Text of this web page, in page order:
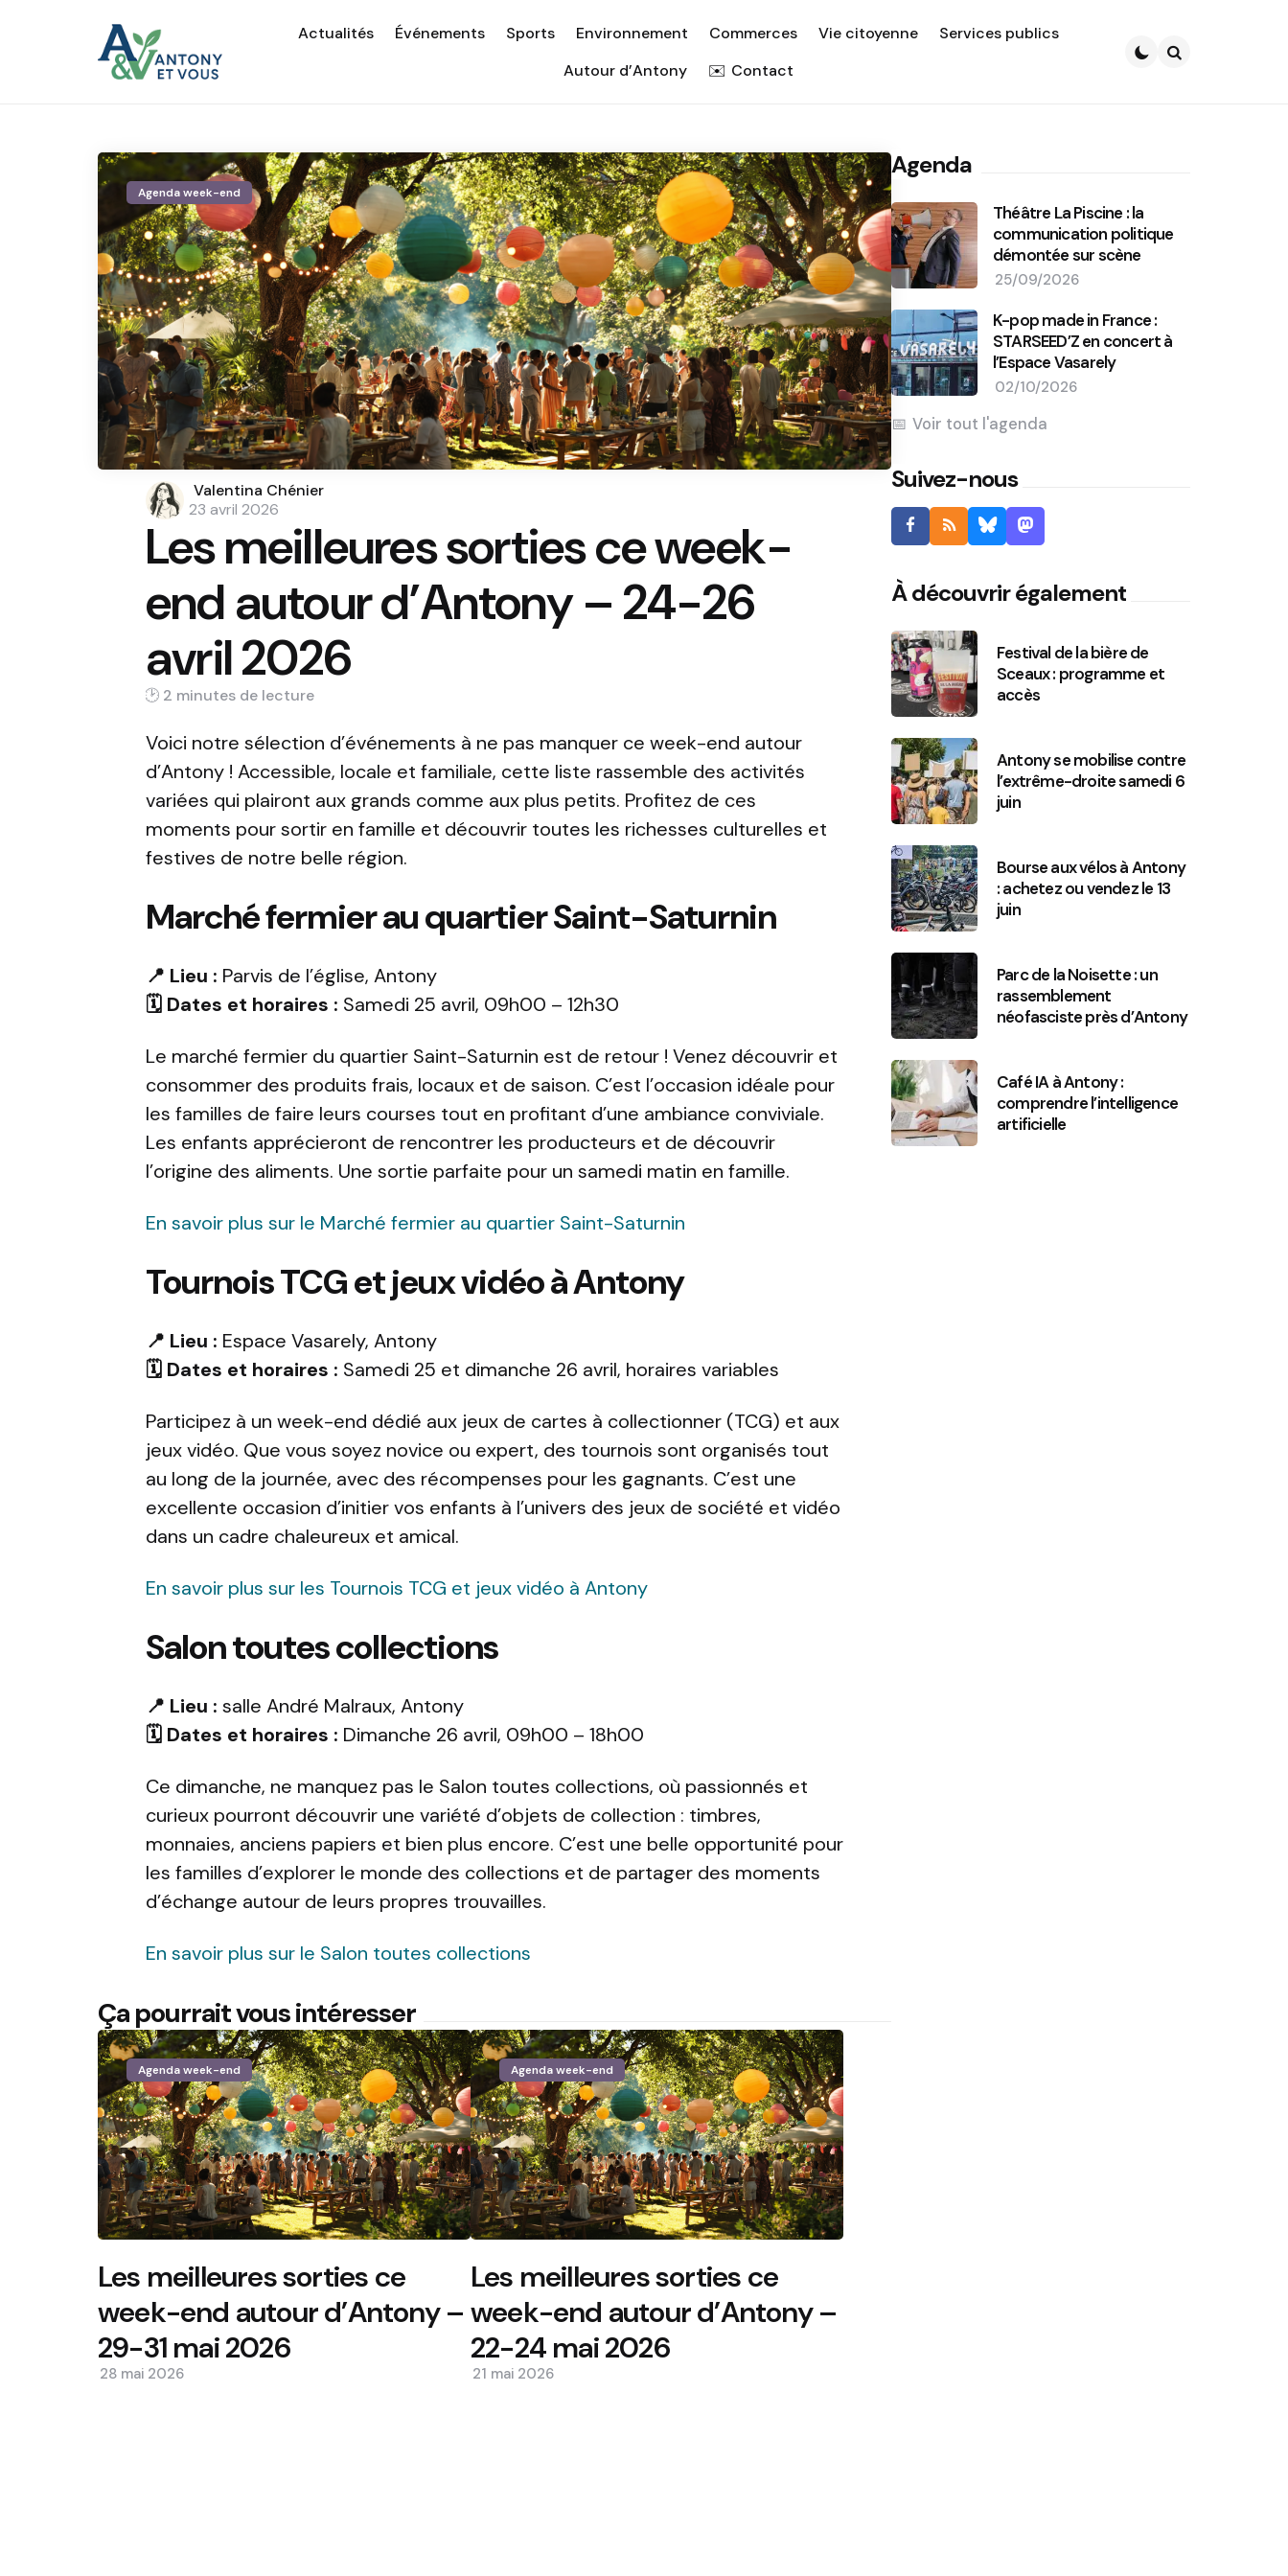
Actualités Événements Sports Environnement Commerces Vie citoyenne
Services publics
Autour d’Antony
Contact
Agenda week-end
Posted
by
Valentina Chénier
23 avril 2026
Les meilleures sorties ce week-
end autour d’Antony – 24-26
avril 2026
2 min
Voici notre sélection d’événements à ne pas manquer ce week-end autour
d’Antony ! Accessible, locale et familiale, cette liste rassemble des activités
variées qui plairont aux grands comme aux plus petits. Profitez de ces
moments pour sortir en famille et découvrir toutes les richesses culturelles et
festives de notre belle région.
Marché fermier au quartier Saint-Saturnin
📍 Lieu : Parvis de l’église, Antony
🗓️ Dates et horaires : Samedi 25 avril, 09h00 – 12h30
Le marché fermier du quartier Saint-Saturnin est de retour ! Venez découvrir et
consommer des produits frais, locaux et de saison. C’est l’occasion idéale pour
les familles de faire leurs courses tout en profitant d’une ambiance conviviale.
Les enfants apprécieront de rencontrer les producteurs et de découvrir
l’origine des aliments. Une sortie parfaite pour un samedi matin en famille.
En savoir plus sur le Marché fermier au quartier Saint-Saturnin
Tournois TCG et jeux vidéo à Antony
📍 Lieu : Espace Vasarely, Antony
🗓️ Dates et horaires : Samedi 25 et dimanche 26 avril, horaires variables
Participez à un week-end dédié aux jeux de cartes à collectionner (TCG) et aux
jeux vidéo. Que vous soyez novice ou expert, des tournois sont organisés tout
au long de la journée, avec des récompenses pour les gagnants. C’est une
excellente occasion d’initier vos enfants à l’univers des jeux de société et vidéo
dans un cadre chaleureux et amical.
En savoir plus sur les Tournois TCG et jeux vidéo à Antony
Salon toutes collections
📍 Lieu : salle André Malraux, Antony
🗓️ Dates et horaires : Dimanche 26 avril, 09h00 – 18h00
Ce dimanche, ne manquez pas le Salon toutes collections, où passionnés et
curieux pourront découvrir une variété d’objets de collection : timbres,
monnaies, anciens papiers et bien plus encore. C’est une belle opportunité pour
les familles d’explorer le monde des collections et de partager des moments
d’échange autour de leurs propres trouvailles.
En savoir plus sur le Salon toutes collections
Ça pourrait vous intéresser
Agenda week-end
Les meilleures sorties ce
week-end autour d’Antony –
29-31 mai 2026
28 mai 2026
Agenda week-end
Les meilleures sorties ce
week-end autour d’Antony –
22-24 mai 2026
21 mai 2026
Agenda
Théâtre La Piscine : la
communication politique
démontée sur scène
25/09/2026
K-pop made in France :
STARSEED’Z en concert à
l’Espace Vasarely
02/10/2026
Voir tout l'agenda
Suivez-nous
À découvrir également
Festival de la bière de
Sceaux : programme et
accès
Antony se mobilise contre
l’extrême-droite samedi 6
juin
Bourse aux vélos à Antony
: achetez ou vendez le 13
juin
Parc de la Noisette : un
rassemblement
néofasciste près d’Antony
Café IA à Antony :
comprendre l’intelligence
artificielle